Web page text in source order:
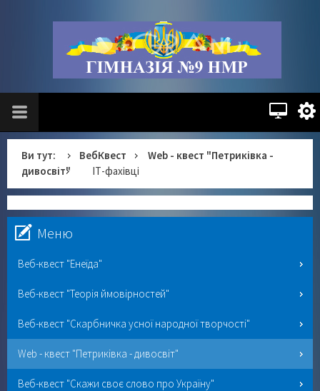
Ви тут: ВебКвест
Web - квест "Петриківка -
дивосвіт"
ІТ-фахівці
Меню
Веб-квест "Енеїда"
Веб-квест "Теорія ймовірностей"
Веб-квест "Скарбничка усної народної творчості"
Web - квест "Петриківка - дивосвіт"
Веб-квест "Скажи своє слово про Україну"